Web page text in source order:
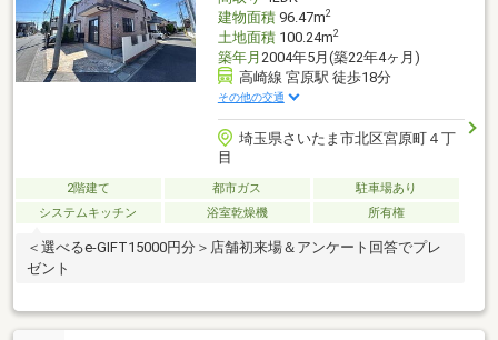
建物面積96.47m2
土地面積100.24m2
築年月 2004年5月(築22年4ヶ月)
高崎線 宮原駅 徒歩18分
その他の交通
埼玉県さいたま市北区宮原町４丁
目
2階建て 都市ガス
駐車場あり
システムキッチン
浴室乾燥機 所有権
＜選べるe-GIFT15000円分＞店舗初来場＆アンケート回答でプレ
ゼント